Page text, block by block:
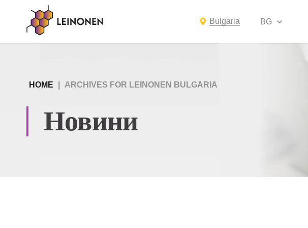
Bulgaria BG
HOME ARCHIVES FOR LEINONEN BULGARIA
Новини